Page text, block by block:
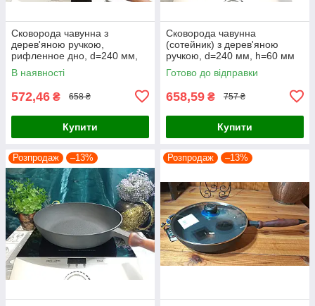
Сковорода чавунна з
дерев'яною ручкою,
рифленное дно, d=240 мм,
h=40 мм
В наявності
572,46 ₴ 658 ₴
Купити
Сковорода чавунна
(сотейник) з дерев'яною
ручкою, d=240 мм, h=60 мм
Готово до відправки
658,59 ₴ 757 ₴
Купити
Розпродаж –13% Розпродаж –13%